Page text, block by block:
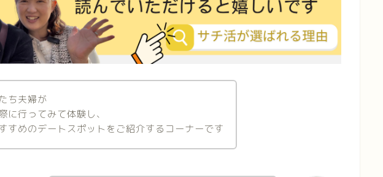
ち夫婦が
に行ってみて体験し、
すめのデートスポットをご紹介するコーナーです